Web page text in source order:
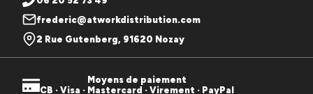
frederic@atworkdistribution.com
2 Rue Gutenberg, 91620 Nozay
Moyens de paiement
CB · Visa · Mastercard · Virement · PayPal